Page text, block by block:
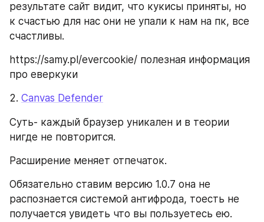
результате сайт видит, что кукисы приняты, но
к счастью для нас они не упали к нам на пк, все
счастливы.
https://samy.pl/evercookie/ полезная информация
про еверкуки
2. Canvas Defender
Суть- каждый браузер уникален и в теории
нигде не повторится.
Расширение меняет отпечаток.
Обязательно ставим версию 1.0.7 она не
распознается системой антифрода, тоесть не
получается увидеть что вы пользуетесь ею.